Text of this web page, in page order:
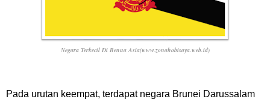
Negara Terkecil Di Benua Asia(www.zonahobisaya.web.id)
Pada urutan keempat, terdapat negara Brunei Darussalam